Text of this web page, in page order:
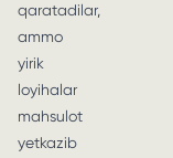
qaratadilar,
ammo
yirik
loyihalar
mahsulot
yetkazib